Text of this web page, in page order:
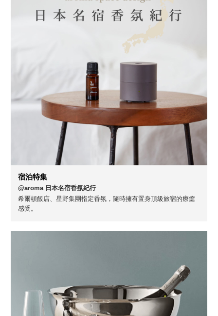
宿泊特集
@aroma 日本名宿香氛紀行
希爾頓飯店、星野集團指定香氛，隨時擁有置身頂級旅宿的療癒
感受。